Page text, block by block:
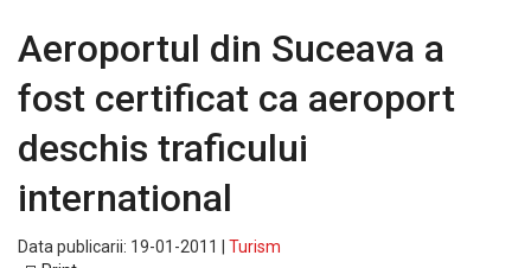
Aeroportul din Suceava a
fost certificat ca aeroport
deschis traficului
international
Data publicarii: 19-01-2011 | Turism